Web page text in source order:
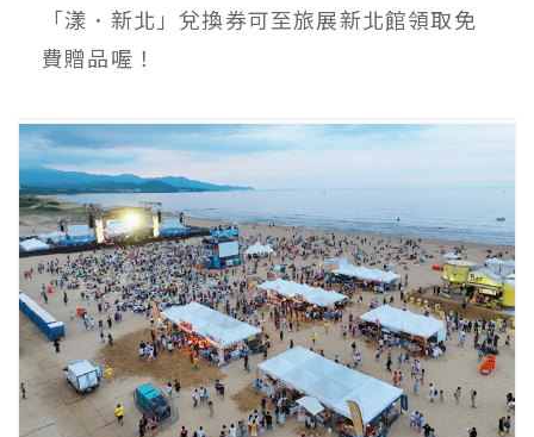
「漾．新北」兌換券可至旅展新北館領取免
費贈品喔！